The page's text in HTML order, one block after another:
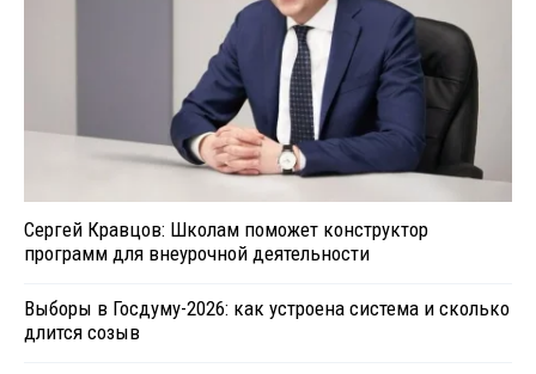
Сергей Кравцов: Школам поможет конструктор
программ для внеурочной деятельности
Выборы в Госдуму-2026: как устроена система и сколько
длится созыв